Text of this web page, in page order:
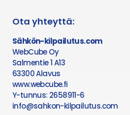
Ota yhteyttä:
Sähkön-kilpailutus.com
WebCube Oy
Salmentie 1 A13
63300 Alavus
www.webcube.fi
Y-tunnus: 2658911-6
info@sahkon-kilpailutus.com